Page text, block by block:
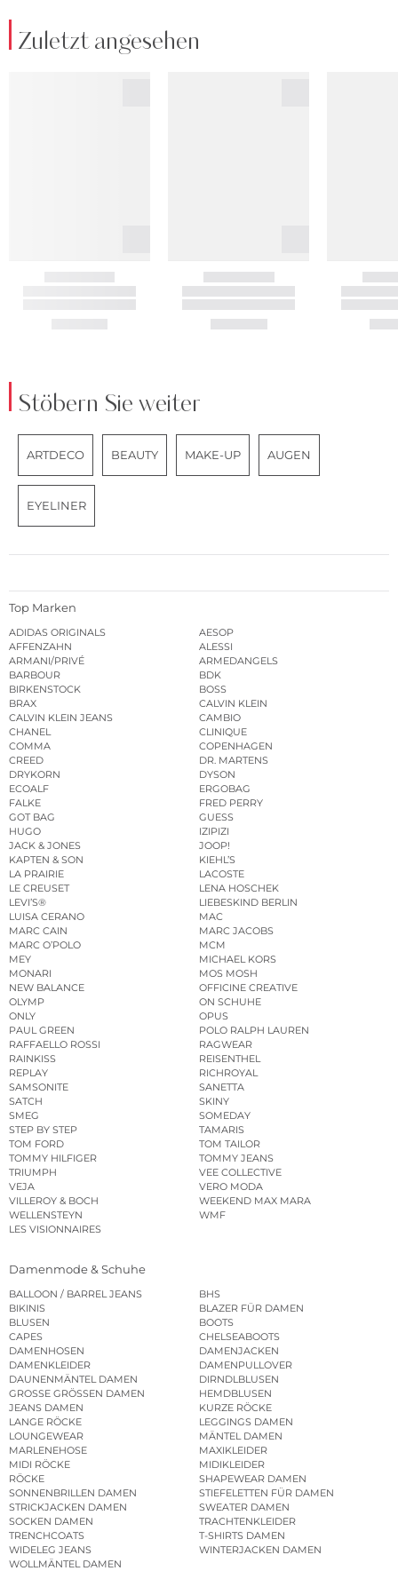
Zuletzt angesehen
Stöbern Sie weiter
ARTDECO BEAUTY MAKE-UP AUGEN
EYELINER
Top Marken
ADIDAS ORIGINALS
AESOP
AFFENZAHN
ALESSI
ARMANI/PRIVÉ
ARMEDANGELS
BARBOUR
BDK
BIRKENSTOCK
BOSS
BRAX
CALVIN KLEIN
CALVIN KLEIN JEANS
CAMBIO
CHANEL
CLINIQUE
COMMA
COPENHAGEN
CREED
DR. MARTENS
DRYKORN
DYSON
ECOALF
ERGOBAG
FALKE
FRED PERRY
GOT BAG
GUESS
HUGO
IZIPIZI
JACK & JONES
JOOP!
KAPTEN & SON
KIEHL’S
LA PRAIRIE
LACOSTE
LE CREUSET
LENA HOSCHEK
LEVI’S®
LIEBESKIND BERLIN
LUISA CERANO
MAC
MARC CAIN
MARC JACOBS
MARC O’POLO
MCM
MEY
MICHAEL KORS
MONARI
MOS MOSH
NEW BALANCE
OFFICINE CREATIVE
OLYMP
ON SCHUHE
ONLY
OPUS
PAUL GREEN
POLO RALPH LAUREN
RAFFAELLO ROSSI
RAGWEAR
RAINKISS
REISENTHEL
REPLAY
RICHROYAL
SAMSONITE
SANETTA
SATCH
SKINY
SMEG
SOMEDAY
STEP BY STEP
TAMARIS
TOM FORD
TOM TAILOR
TOMMY HILFIGER
TOMMY JEANS
TRIUMPH
VEE COLLECTIVE
VEJA
VERO MODA
VILLEROY & BOCH
WEEKEND MAX MARA
WELLENSTEYN
WMF
LES VISIONNAIRES
Damenmode & Schuhe
BALLOON / BARREL JEANS
BHS
BIKINIS
BLAZER FÜR DAMEN
BLUSEN
BOOTS
CAPES
CHELSEABOOTS
DAMENHOSEN
DAMENJACKEN
DAMENKLEIDER
DAMENPULLOVER
DAUNENMÄNTEL DAMEN
DIRNDLBLUSEN
GROSSE GRÖSSEN DAMEN
HEMDBLUSEN
JEANS DAMEN
KURZE RÖCKE
LANGE RÖCKE
LEGGINGS DAMEN
LOUNGEWEAR
MÄNTEL DAMEN
MARLENEHOSE
MAXIKLEIDER
MIDI RÖCKE
MIDIKLEIDER
RÖCKE
SHAPEWEAR DAMEN
SONNENBRILLEN DAMEN
STIEFELETTEN FÜR DAMEN
STRICKJACKEN DAMEN
SWEATER DAMEN
SOCKEN DAMEN
TRACHTENKLEIDER
TRENCHCOATS
T-SHIRTS DAMEN
WIDELEG JEANS
WINTERJACKEN DAMEN
WOLLMÄNTEL DAMEN